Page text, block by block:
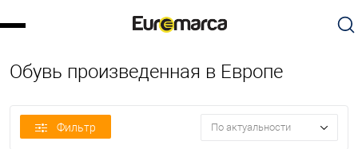
Обувь произведенная в Европе
Фильтр По актуальности